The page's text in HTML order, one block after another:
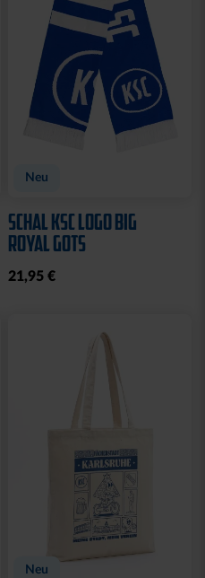
Neu
SCHAL KSC LOGO BIG
ROYAL GOTS
21,95 €
Neu